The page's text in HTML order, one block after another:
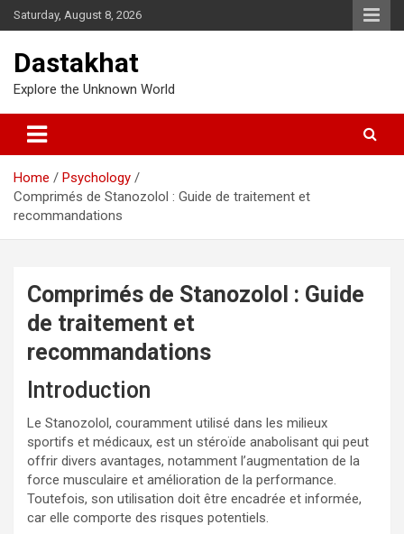
Saturday, August 8, 2026
Dastakhat
Explore the Unknown World
Home
Psychology
Comprimés de Stanozolol : Guide de traitement et
recommandations
Comprimés de Stanozolol : Guide
de traitement et
recommandations
Introduction
Le Stanozolol, couramment utilisé dans les milieux
sportifs et médicaux, est un stéroïde anabolisant qui peut
offrir divers avantages, notamment l’augmentation de la
force musculaire et amélioration de la performance.
Toutefois, son utilisation doit être encadrée et informée,
car elle comporte des risques potentiels.